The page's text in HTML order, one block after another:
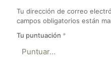
Tu dirección de correo
campos obligatorios están
Tu puntuación *